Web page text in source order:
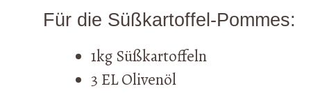
Für die Süßkartoffel-Pommes:
1kg Süßkartoffeln
3 EL Olivenöl